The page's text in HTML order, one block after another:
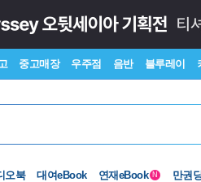
중고매장 우주점 음반 블루레이
오북 대여eBook 연재eBook N 만권